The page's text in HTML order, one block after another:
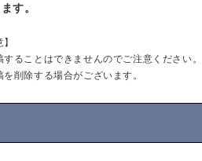
す。
ることはできませんのでご注意ください。
削除する場合がございます。